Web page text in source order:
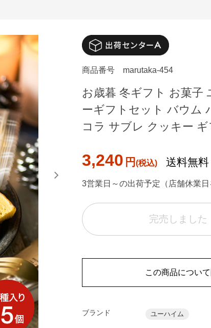
商品番号 marutaka-454
お歳暮 冬ギフト お菓子
ーギフトセット バウム
コラ サブレ クッキー ギ
3,240 円 送料無料
3営業日～の出荷予定（店舗休業日
完売しました
この商品につい
ブランド ユーハイム